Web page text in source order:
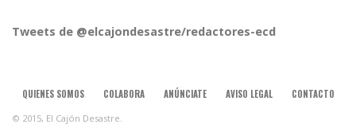
Tweets de @elcajondesastre/redactores-ecd
QUIENES SOMOS COLABORA ANÚNCIATE AVISO LEGAL CONTACTO
© 2015, El Cajón Desastre.